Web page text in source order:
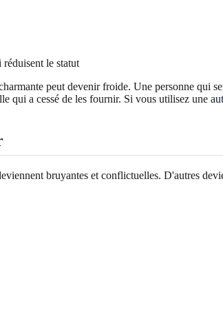
le statut
peut devenir froide. Une personne qui
qui a cessé de les fournir. Si vous utilisez une
bruyantes et conflictuelles. D'autres